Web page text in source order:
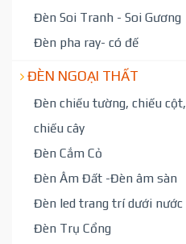
Đèn Soi Tranh - Soi Gương
Đèn pha ray- có đế
ĐÈN NGOẠI THẤT
Đèn chiếu tường, chiếu cột,
chiếu cây
Đèn Cắm Cỏ
Đèn Âm Đất -Đèn âm sàn
Đèn led trang trí dưới nước
Đèn Trụ Cổng